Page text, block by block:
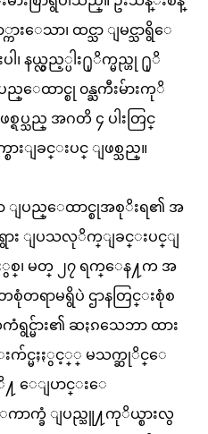
သာ၊ ထင္သာ ျမင္သာရွိေ
၊ နယ္လွည့္ပါး႐ုိက္မည္ဟု ႐ုိ
ေထာင္စု ၀န္ႀကီးမ်ားကုိ
ရပ္သည္ အဂတိ ၄ ပါးတြင္
းျခင္းပင္ ျဖစ္သည္။
ျပည္ေထာင္စုအစုိးရ၏ အ
ရွား ျပသလုိက္ျခင္းပင္ျ
စ္၊ မတ္ ၂၇ ရက္ေန႔က အ
စုံတရာမရွိပဲ ဌာနတြင္းစုံစ
ရွင္မ်ား၏ ဆႏၵသေဘာ ထား
ၽမ္းက်င္မႈႏွင့္္ မသက္ဆုိင္ေ
သုိ႔ ေျပာင္းေ
ေကာက္ခံ ျပည္သူ႔ကုိယ္စားလွ